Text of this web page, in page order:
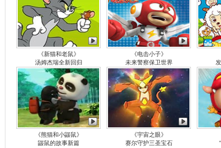
《新猫和老鼠》
汤姆杰瑞全新回归
《电击小子》
未来警察保卫世界
《熊猫和小鼹鼠》
鼹鼠的故事新篇
《宇宙之眼》
赛尔守护三圣宝石